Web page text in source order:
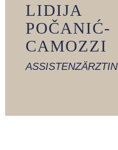
LIDIJA
POČANIĆ-
CAMOZZI
ASSISTENZÄRZTIN